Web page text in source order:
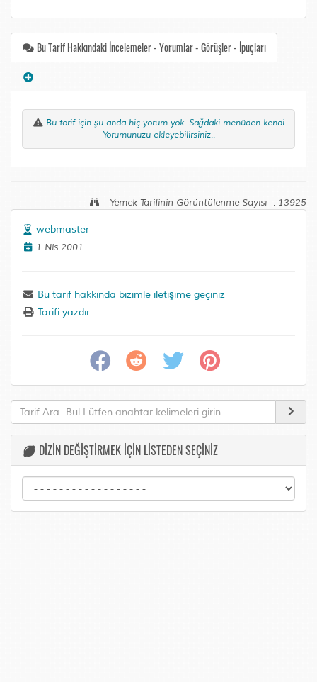
Bu Tarif Hakkındaki İncelemeler - Yorumlar - Görüşler - İpuçları
Bu tarif için şu anda hiç yorum yok. Sağdaki menüden kendi
Yorumunuzu ekleyebilirsiniz..
- Yemek Tarifinin Görüntülenme Sayısı -: 13925
webmaster
1 Nis 2001
Bu tarif hakkında bizimle iletişime geçiniz
Tarifi yazdır
DİZİN DEĞİŞTİRMEK İÇİN LİSTEDEN SEÇİNİZ